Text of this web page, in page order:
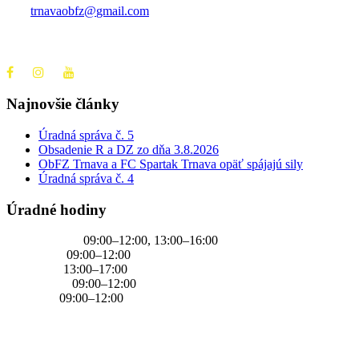
trnavaobfz@gmail.com
Najnovšie články
Úradná správa č. 5
Obsadenie R a DZ zo dňa 3.8.2026
ObFZ Trnava a FC Spartak Trnava opäť spájajú sily
Úradná správa č. 4
Úradné hodiny
09:00–12:00, 13:00–16:00
09:00–12:00
13:00–17:00
09:00–12:00
09:00–12:00